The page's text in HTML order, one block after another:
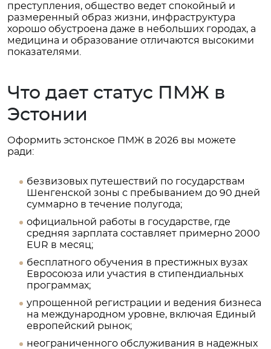
преступления, общество ведет спокойный и
размеренный образ жизни, инфраструктура
хорошо обустроена даже в небольших городах, а
медицина и образование отличаются высокими
показателями.
Что дает статус ПМЖ в
Эстонии
Оформить эстонское ПМЖ в 2026 вы можете
ради:
безвизовых путешествий по государствам
Шенгенской зоны с пребыванием до 90 дней
суммарно в течение полугода;
официальной работы в государстве, где
средняя зарплата составляет примерно 2000
EUR в месяц;
бесплатного обучения в престижных вузах
Евросоюза или участия в стипендиальных
программах;
упрощенной регистрации и ведения бизнеса
на международном уровне, включая Единый
европейский рынок;
неограниченного обслуживания в надежных